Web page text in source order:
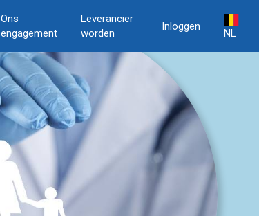
Ons
engagement
Leverancier
worden
Inloggen
NL